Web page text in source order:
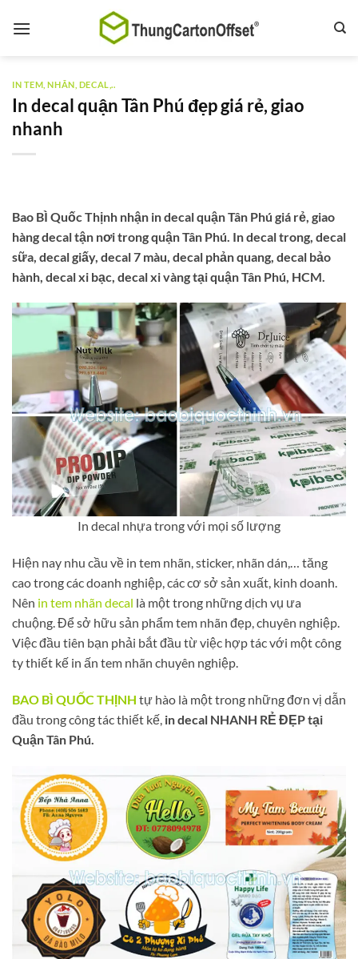
qua
IN TEM, NHÃN, DECAL,..
In decal quận Tân Phú đẹp giá rẻ, giao
nhanh
Bao BÌ Quốc Thịnh nhận in decal quận Tân Phú giá rẻ, giao
hàng decal tận nơi trong quận Tân Phú. In decal trong, decal
sữa, decal giấy, decal 7 màu, decal phản quang, decal bảo
hành, decal xi bạc, decal xi vàng tại quận Tân Phú, HCM.
In decal nhựa trong với mọi số lượng
Hiện nay nhu cầu về in tem nhãn, sticker, nhãn dán,… tăng
cao trong các doanh nghiệp, các cơ sở sản xuất, kinh doanh.
Nên in tem nhãn decal là một trong những dịch vụ ưa
chuộng. Để sở hữu sản phẩm tem nhãn đẹp, chuyên nghiệp.
Việc đầu tiên bạn phải bắt đầu từ việc hợp tác với một công
ty thiết kế in ấn tem nhãn chuyên nghiệp.
BAO BÌ QUỐC THỊNH tự hào là một trong những đơn vị dẫn
đầu trong công tác thiết kế, in decal NHANH RẺ ĐẸP tại
Quận Tân Phú.